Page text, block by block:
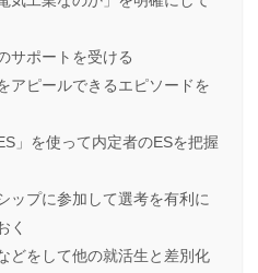
サポートを受ける
アピールできるエピソードを
」を使って内定者のESを把握
プに参加して選考を有利に
く
どをして他の就活生と差別化